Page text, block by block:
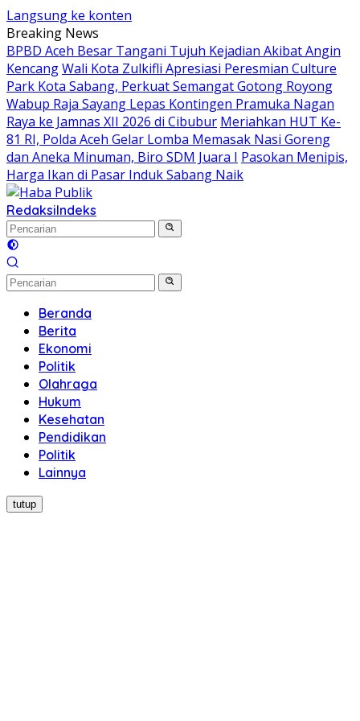
Langsung ke konten
Breaking News
BPBD Aceh Besar Tangani Tujuh Kejadian Akibat Angin
KencangWali Kota Zulkifli Apresiasi Peresmian Culture
Park Kota Sabang, Perkuat Semangat Gotong Royong
Wabup Raja Sayang Lepas Kontingen Pramuka Nagan
Raya ke Jamnas XII 2026 di Cibubur Meriahkan HUT Ke-
81 RI, Polda Aceh Gelar Lomba Memasak Nasi Goreng
dan Aneka Minuman, Biro SDM Juara I Pasokan Menipis,
Harga Ikan di Pasar Induk Sabang Naik
RedaksiIndeks
Beranda
Berita
Ekonomi
Politik
Olahraga
Hukum
Kesehatan
Pendidikan
Politik
Lainnya
tutup